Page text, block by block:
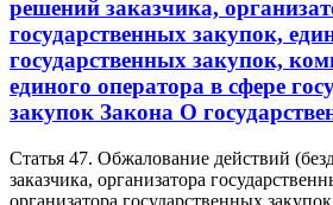
решений заказчика,
государственных закупок,
государственных закупок,
единого оператора в сфере
закупок Закона О
Статья 47. Обжалование действий
заказчика, организатора
организатора государственных